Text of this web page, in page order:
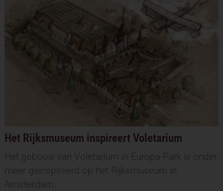
Het Rijksmuseum inspireert Voletarium
Het gebouw van Voletarium in Europa-Park is onder
meer geïnspireerd op het Rijksmuseum in
Amsterdam.